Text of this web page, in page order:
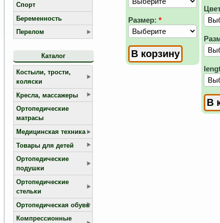
Спорт
Беременность
Перелом
Каталог
Костыли, трости,
коляски
Кресла, массажеры
Ортопедические
матрасы
Медицинская техника
Товары для детей
Ортопедические
подушки
Ортопедические
стельки
Ортопедическая обувь
Компрессионные
Размер: *